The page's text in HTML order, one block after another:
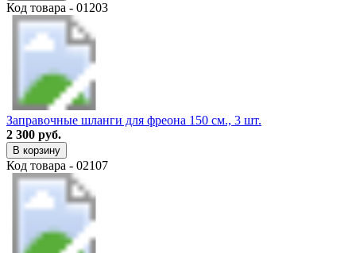
Код товара - 01203
Заправочные шланги для фреона 150 см., 3 шт.
2 300 руб.
В корзину
Код товара - 02107